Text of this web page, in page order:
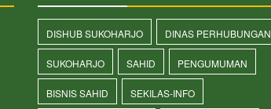
DISHUB SUKOHARJO DINAS PERHUBUNGAN
SUKOHARJO SAHID PENGUMUMAN
BISNIS SAHID SEKILAS-INFO